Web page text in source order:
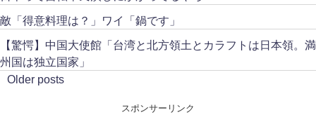
敵「得意料理は？」ワイ「鍋です」
【驚愕】中国大使館「台湾と北方領土とカラフトは日本領。満
州国は独立国家」
Older posts
スポンサーリンク